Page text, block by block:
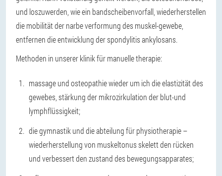
und loszuwerden, wie ein bandscheibenvorfall, wiederherstellen
die mobilität der narbe verformung des muskel-gewebe,
entfernen die entwicklung der spondylitis ankylosans.
Methoden in unserer klinik für manuelle therapie:
massage und osteopathie wieder um ich die elastizität des
gewebes, stärkung der mikrozirkulation der blut-und
lymphflüssigkeit;
die gymnastik und die abteilung für physiotherapie –
wiederherstellung von muskeltonus skelett den rücken
und verbessert den zustand des bewegungsapparates;